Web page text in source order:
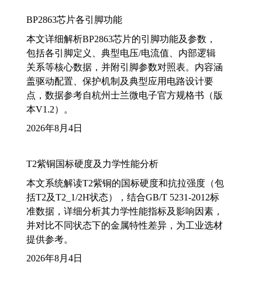
BP2863芯片各引脚功能
本文详细解析BP2863芯片的引脚功能及参数，
包括各引脚定义、典型电压/电流值、内部逻辑
关系等核心数据，并附引脚参数对照表。内容涵
盖驱动配置、保护机制及典型应用电路设计要
点，数据参考自杭州士兰微电子官方规格书（版
本V1.2）。
2026年8月4日
T2紫铜国标硬度及力学性能分析
本文系统解读T2紫铜的国标硬度和抗拉强度（包
括T2及T2_1/2H状态），结合GB/T 5231-2012标
准数据，详细分析其力学性能指标及影响因素，
并对比不同状态下的金属特性差异，为工业选材
提供参考。
2026年8月4日